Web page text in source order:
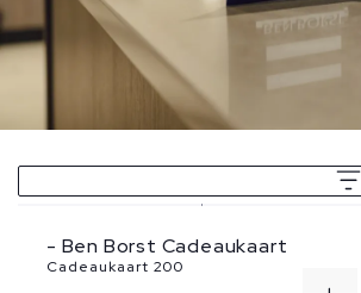
- Ben Borst Cadeaukaart
Cadeaukaart 200